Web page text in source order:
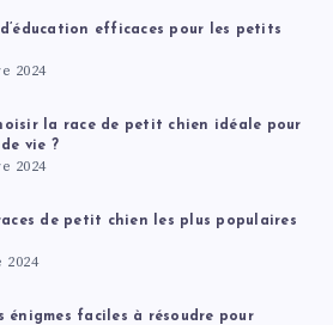
d’éducation efficaces pour les petits
2024
la race de petit chien idéale pour
vie ?
2024
races de petit chien les plus populaires
2024
énigmes faciles à résoudre pour